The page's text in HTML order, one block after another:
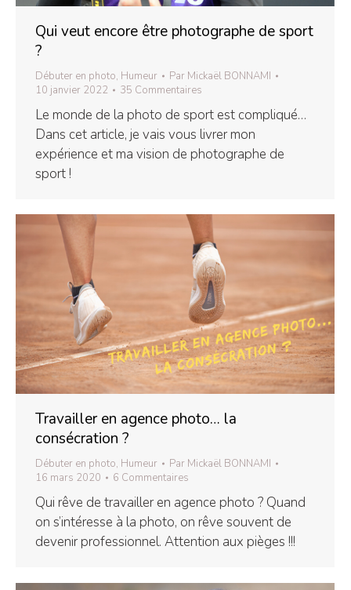
Qui veut encore être photographe de sport
?
Débuter en photo, Humeur Par Mickaël BONNAMI
10 janvier 2022
35 Commentaires
Le monde de la photo de sport est compliqué…
Dans cet article, je vais vous livrer mon
expérience et ma vision de photographe de
sport !
Travailler en agence photo… la
consécration ?
Débuter en photo, Humeur Par Mickaël BONNAMI
16 mars 2020
6 Commentaires
Qui rêve de travailler en agence photo ? Quand
on s’intéresse à la photo, on rêve souvent de
devenir professionnel. Attention aux pièges !!!